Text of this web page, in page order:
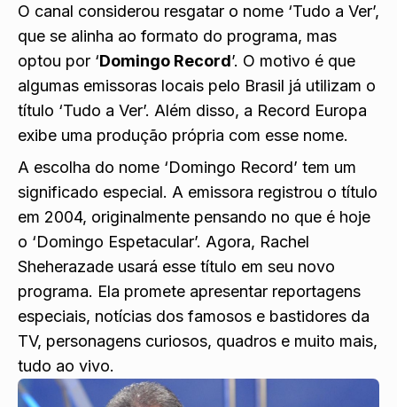
O canal considerou resgatar o nome ‘Tudo a Ver’,
que se alinha ao formato do programa, mas
optou por ‘Domingo Record’. O motivo é que
algumas emissoras locais pelo Brasil já utilizam o
título ‘Tudo a Ver’. Além disso, a Record Europa
exibe uma produção própria com esse nome.
A escolha do nome ‘Domingo Record’ tem um
significado especial. A emissora registrou o título
em 2004, originalmente pensando no que é hoje
o ‘Domingo Espetacular’. Agora, Rachel
Sheherazade usará esse título em seu novo
programa. Ela promete apresentar reportagens
especiais, notícias dos famosos e bastidores da
TV, personagens curiosos, quadros e muito mais,
tudo ao vivo.